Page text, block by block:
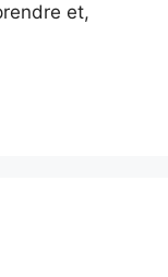
et,